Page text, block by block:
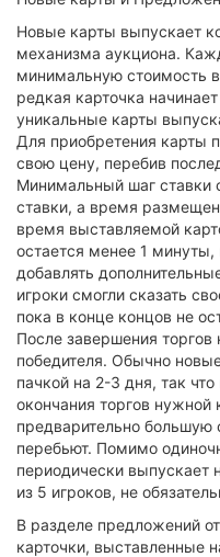
Новые карты выпускает
механизма аукциона.
минимальную стоимость
редкая карточка
уникальные карты
Для приобретения карты
свою цену, перебив
Минимальный шаг ставки
ставки, а время
время выставляемой
остается менее 1
добавлять
игроки смогли сказать
пока в конце концов не
После завершения
победителя. Обычно
пачкой на 2-3 дня, так
окончания торгов нужной
предварительно большую
перебьют. Помимо
периодически выпускает
из 5 игроков, не
В разделе предложений
карточки, выставленные